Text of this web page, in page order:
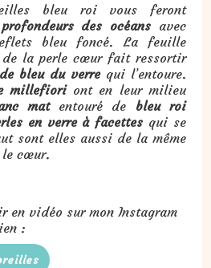
bleu roi vous feront
des océans avec
bleu foncé. La feuille
de la perle cœur fait ressortir
bleu du verrequi l’entoure.
millefioriont en leur milieu
matentouré de bleu roi
en verre à facettes qui se
sont elles aussi de la même
cœur.
en vidéo sur mon Instagram
: